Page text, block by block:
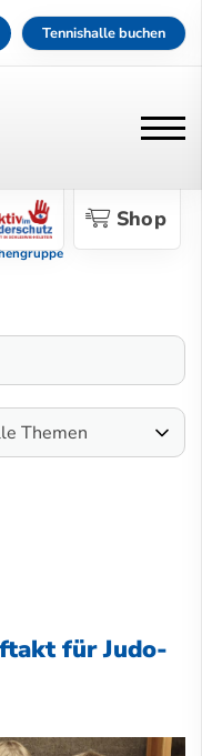
Tennishalle buchen
Shop
für Judo-